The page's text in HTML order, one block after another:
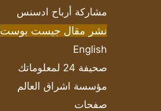
مشاركة أرباح ادسنس
نشر مقال جيست بوست
English
صحيفة 24 لمعلوماتك
مؤسسة اشراق العالم
صفحات